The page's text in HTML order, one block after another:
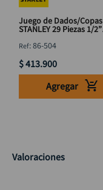
Juego de Dados/Copas
STANLEY 29 Piezas 1/2”
:86-504
$413.900
Agregar
Valoraciones